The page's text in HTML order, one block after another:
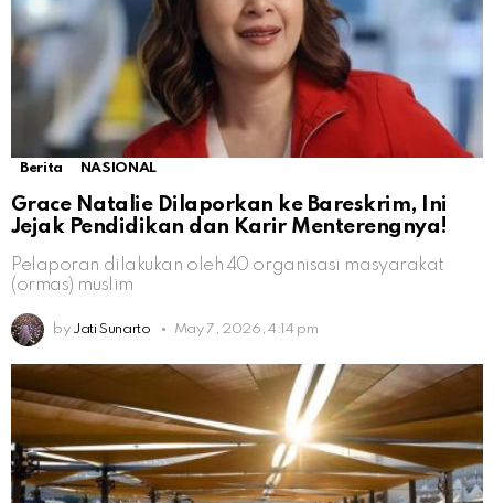
Berita NASIONAL
Grace Natalie Dilaporkan ke Bareskrim, Ini
Jejak Pendidikan dan Karir Menterengnya!
Pelaporan dilakukan oleh 40 organisasi masyarakat
(ormas) muslim
by Jati Sunarto May 7, 2026, 4:14 pm